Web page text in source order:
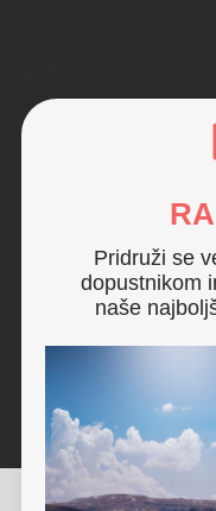
Pridruži se
dopustnikom
naše